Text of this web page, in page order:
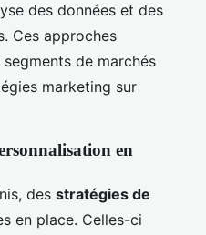
des données et des
Ces approches
de marchés
marketing sur
en
des stratégies de
en place. Celles-ci